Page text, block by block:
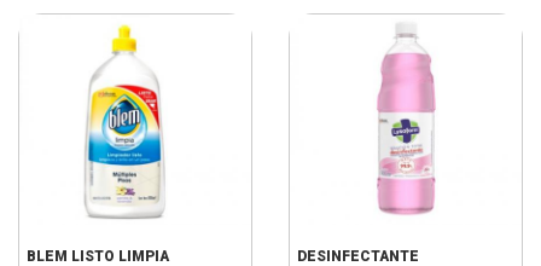
BLEM LISTO LIMPIA
DESINFECTANTE